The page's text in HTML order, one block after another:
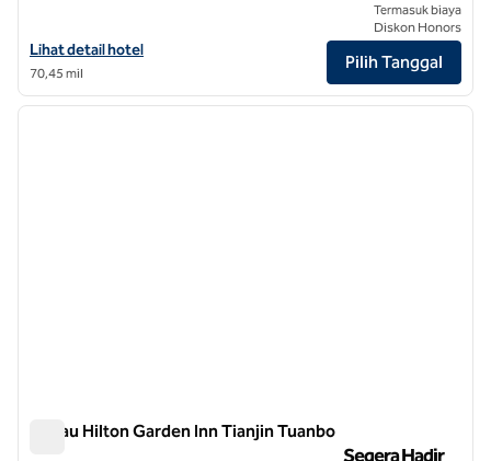
Lihat detail hotel untuk Hilton Garden Inn Tianjin Five Great Avenues
Lihat detail hotel
70,45 mil
Termasuk biaya
Diskon Honors
Pilih Tanggal
1/8
1 dari 8
Danau Hilton Garden Inn Tianjin Tuanbo
Segera Hadir